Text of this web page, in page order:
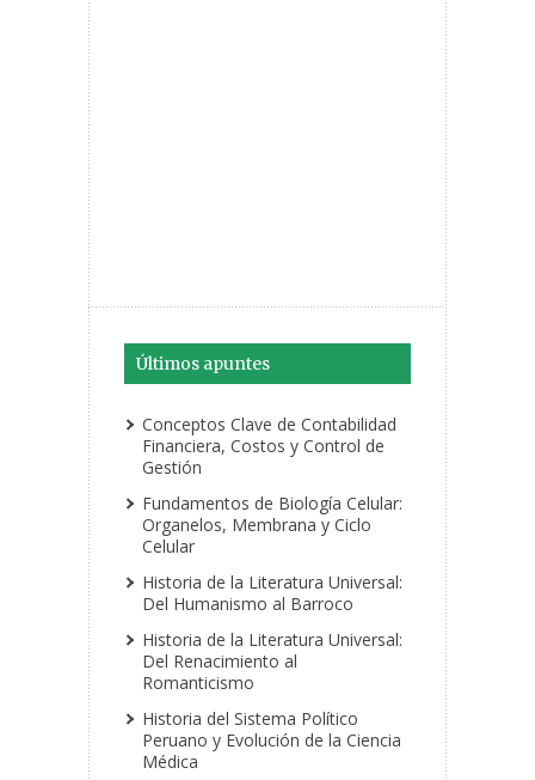
Últimos apuntes
Conceptos Clave de Contabilidad
Financiera, Costos y Control de
Gestión
Fundamentos de Biología Celular:
Organelos, Membrana y Ciclo
Celular
Historia de la Literatura Universal:
Del Humanismo al Barroco
Historia de la Literatura Universal:
Del Renacimiento al
Romanticismo
Historia del Sistema Político
Peruano y Evolución de la Ciencia
Médica